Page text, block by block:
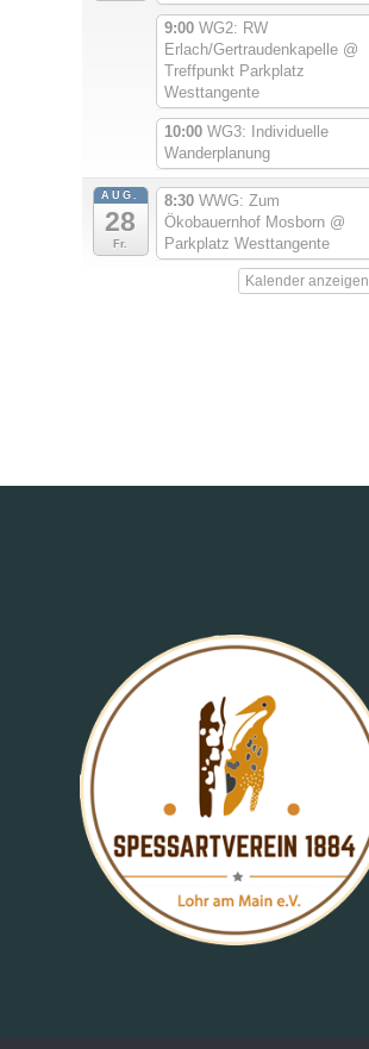
9:00 WG2: RW
Erlach/Gertraudenkapelle @
Treffpunkt Parkplatz
Westtangente
10:00 WG3: Individuelle
Wanderplanung
AUG.
28
Fr.
8:30 WWG: Zum
Ökobauernhof Mosborn @
Parkplatz Westtangente
Kalender anzeigen